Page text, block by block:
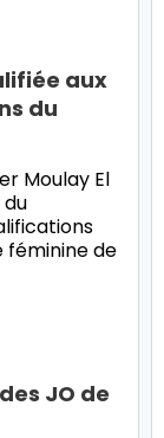
aux
du
Moulay El
féminine de
JO de